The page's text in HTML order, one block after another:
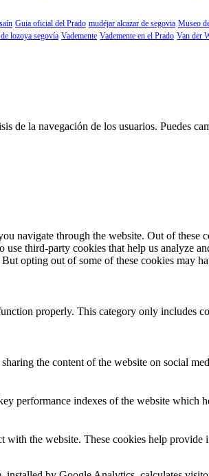
Guia oficial del Prado mudéjar alcazar de segovia Museo
lozoya segovía Vademente Vademente en el Prado Van der
de la navegación de los usuarios. Puedes
navigate through the website. Out of these
third-party cookies that help us analyze
opting out of some of these cookies may
properly. This category only includes
the content of the website on social
performance indexes of the website which
the website. These cookies help